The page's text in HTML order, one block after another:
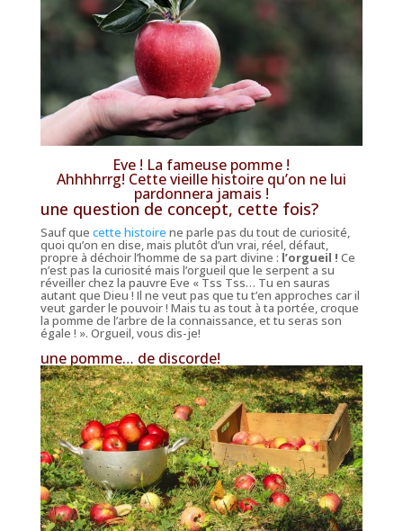
Eve ! La fameuse pomme !
Ahhhhrrg! Cette vieille histoire qu’on ne lui
pardonnera jamais !
une question de concept, cette fois?
Sauf que cette histoire ne parle pas du tout de curiosité,
quoi qu’on en dise, mais plutôt d’un vrai, réel, défaut,
propre à déchoir l’homme de sa part divine : l’orgueil ! Ce
n’est pas la curiosité mais l’orgueil que le serpent a su
réveiller chez la pauvre Eve «Tss Tss… Tu en sauras
autant que Dieu ! Il ne veut pas que tu t’en approches car il
veut garder le pouvoir ! Mais tu as tout à ta portée, croque
la pomme de l’arbre de la connaissance, et tu seras son
égale ! ». Orgueil, vous dis-je!
une pomme… de discorde!